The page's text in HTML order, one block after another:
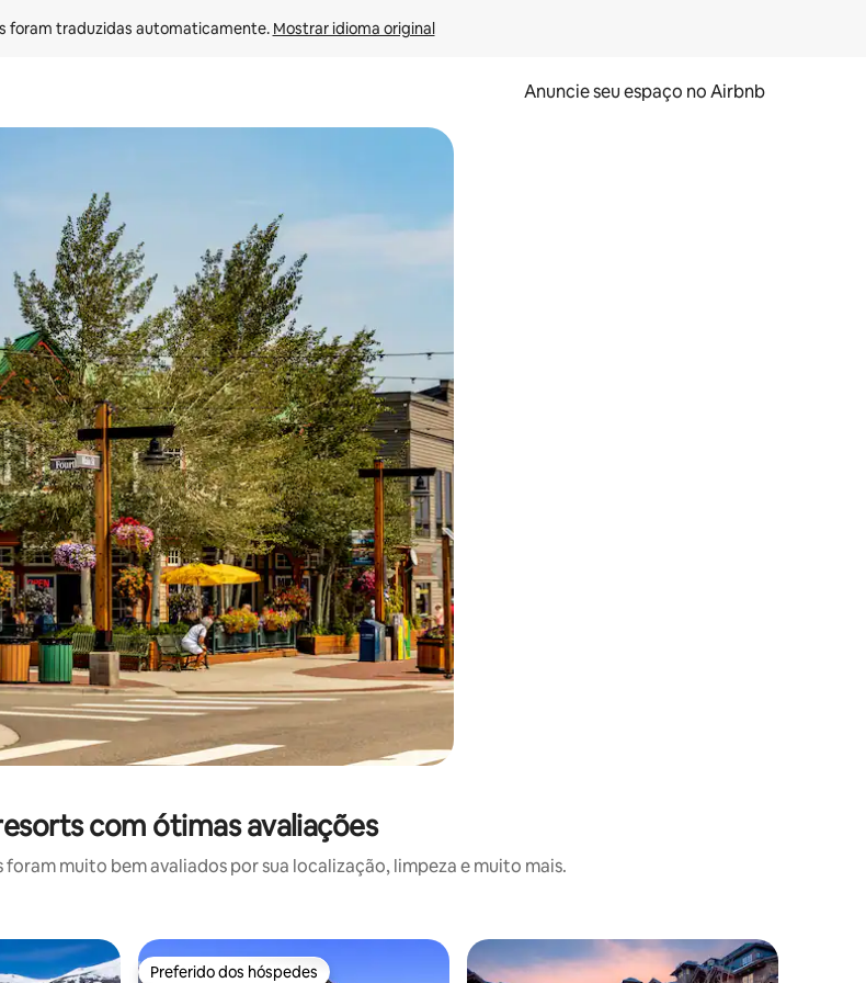
foram traduzidas automaticamente. Mostrar idioma original
Anuncie seu espaço no Airbnb
para cima e para baixo do teclado ou tocando e deslizando o dedo na tela.
com ótimas avaliações
muito bem avaliados por sua localização, limpeza e muito mais.
Preferido dos hóspedes